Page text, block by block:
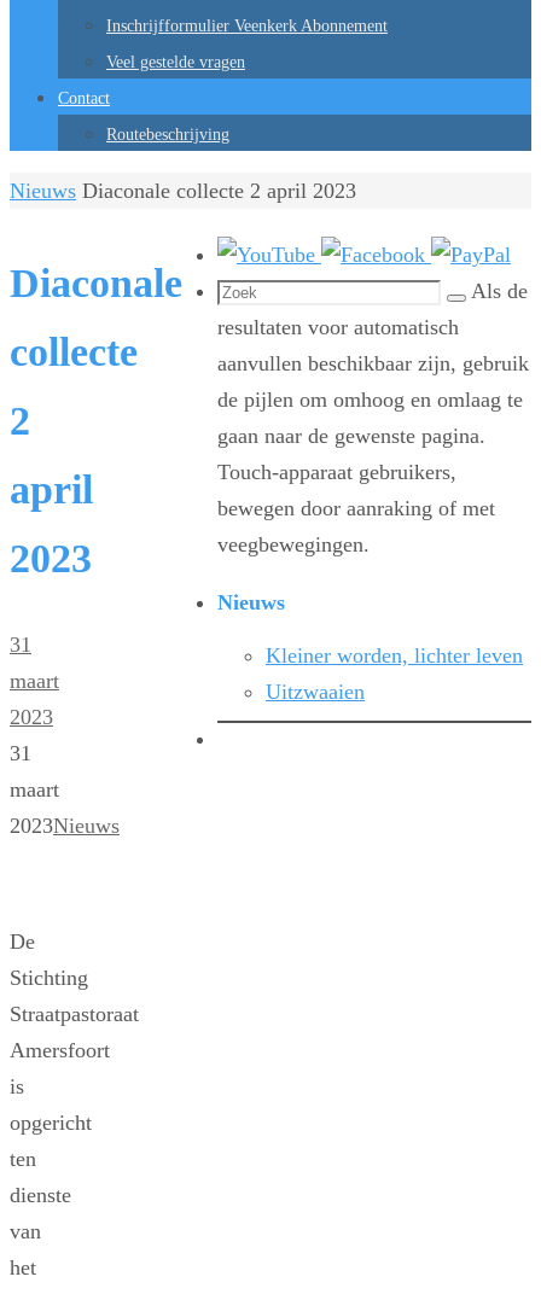
Inschrijfformulier Veenkerk Abonnement
Veel gestelde vragen
Contact
Routebeschrijving
Home
Nieuws Diaconale collecte 2 april 2023
Diaconale
collecte
2
april
2023
31
maart
2023
31
maart
2023Nieuws
De
Stichting
Straatpastoraat
Amersfoort
is
opgericht
ten
dienste
van
het
Zoeken
naar:
Zoek
Als de
resultaten voor automatisch
aanvullen beschikbaar zijn, gebruik
de pijlen om omhoog en omlaag te
gaan naar de gewenste pagina.
Touch-apparaat gebruikers,
bewegen door aanraking of met
veegbewegingen.
Nieuws
Kleiner worden, lichter leven
Uitzwaaien